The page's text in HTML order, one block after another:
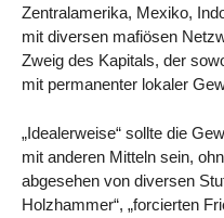
Zentralamerika, Mexiko,
mit diversen mafiösen
Zweig des Kapitals, der
mit permanenter lokaler
„Idealerweise“ sollte die
mit anderen Mitteln sein,
abgesehen von diversen
Holzhammer“, „forcierten